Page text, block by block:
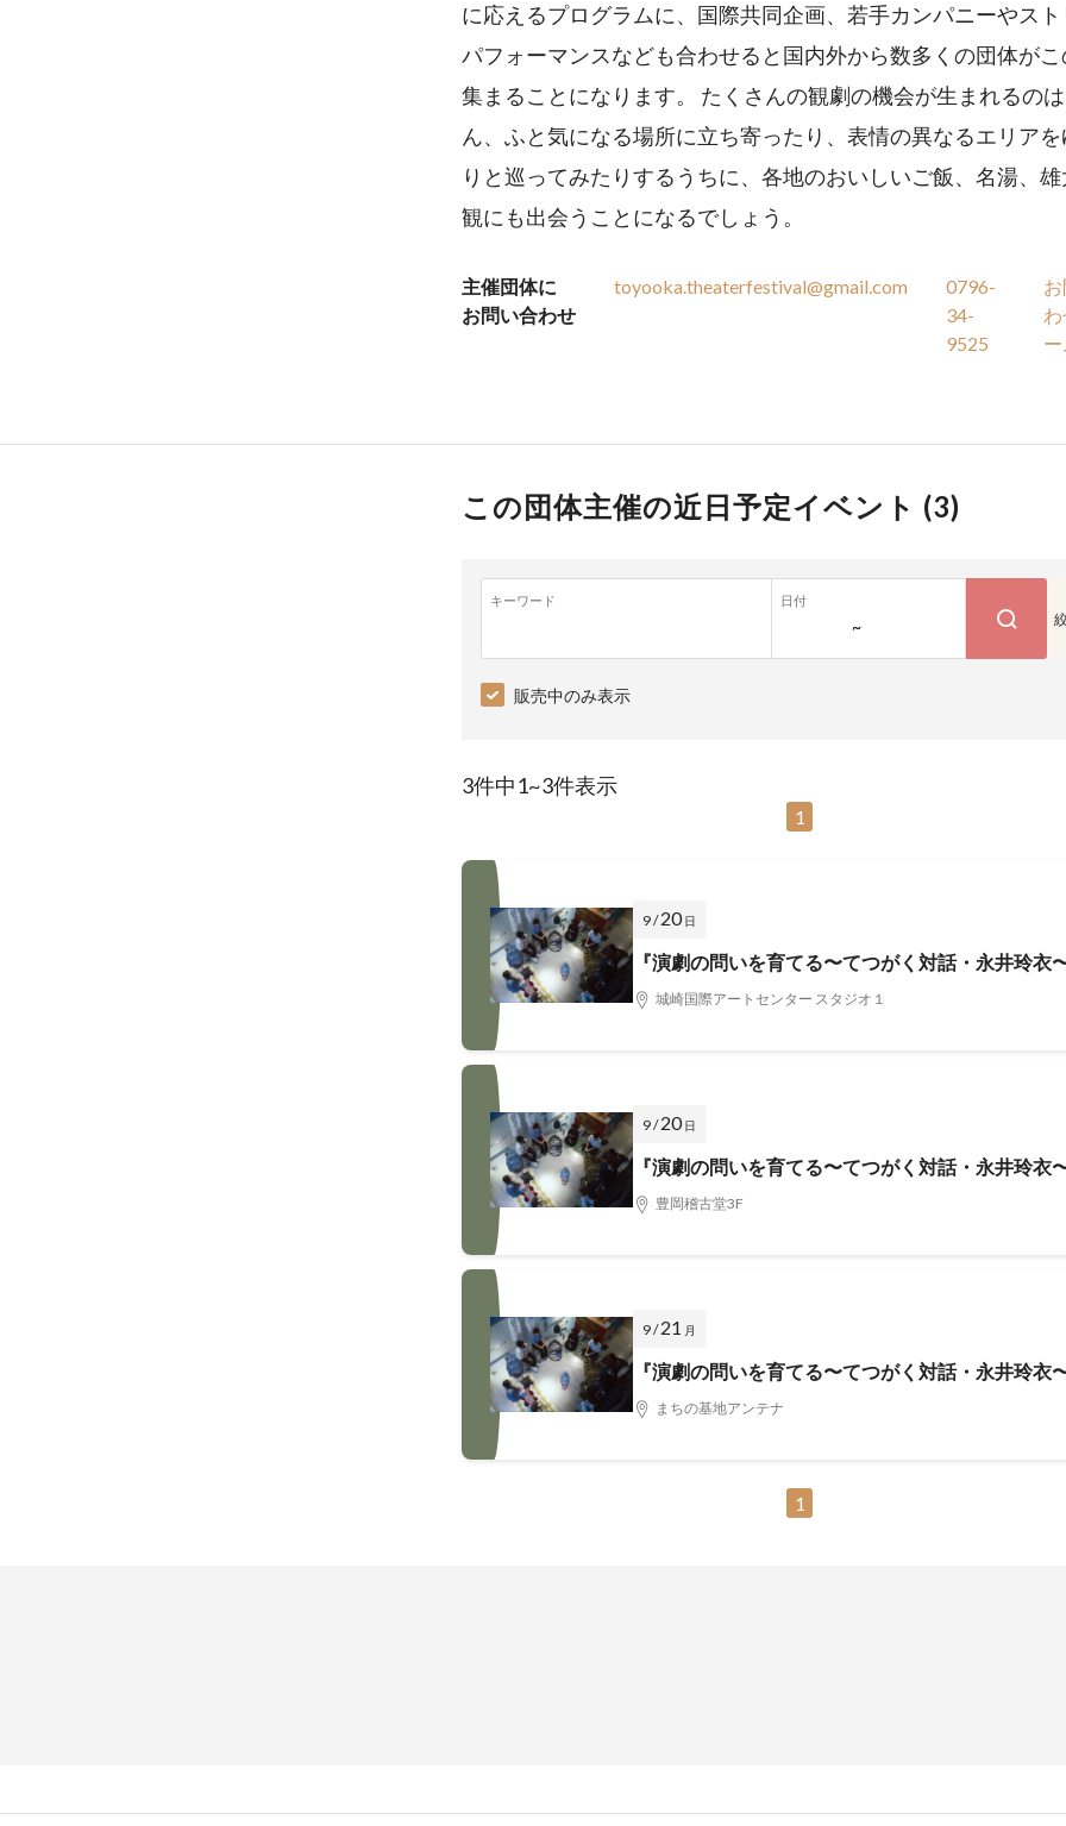
に応えるプログラムに、国際共同企画、若手カンパニーやスト
パフォーマンスなども合わせると国内外から数多くの団体がこ
集まることになります。 たくさんの観劇の機会が生まれるの
ん、ふと気になる場所に立ち寄ったり、表情の異なるエリアを
りと巡ってみたりするうちに、各地のおいしいご飯、名湯、
観にも出会うことになるでしょう。
主催団体に
お問い合わせ
toyooka.theaterfestival@gmail.com
0796-
34-
9525
ー
この団体主催の近日予定イベント (3)
キーワード 日付
~
販売中のみ表示
3件中1~3件表示
1
9 /20 日
『演劇の問いを育てる〜てつがく対話・永井玲衣〜
城崎国際アートセンター スタジオ１
9 /20 日
『演劇の問いを育てる〜てつがく対話・永井玲衣〜
豊岡稽古堂3F
9 /21 月
『演劇の問いを育てる〜てつがく対話・永井玲衣〜
まちの基地アンテナ
1